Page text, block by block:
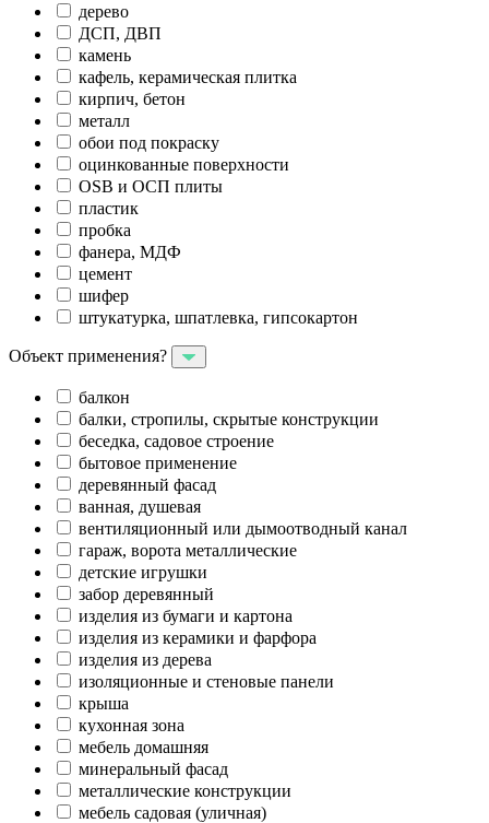
дерево
ДСП, ДВП
камень
кафель, керамическая плитка
кирпич, бетон
металл
обои под покраску
оцинкованные поверхности
OSB и ОСП плиты
пластик
пробка
фанера, МДФ
цемент
шифер
штукатурка, шпатлевка, гипсокартон
Объект применения?
балкон
балки, стропилы, скрытые конструкции
беседка, садовое строение
бытовое применение
деревянный фасад
ванная, душевая
вентиляционный или дымоотводный канал
гараж, ворота металлические
детские игрушки
забор деревянный
изделия из бумаги и картона
изделия из керамики и фарфора
изделия из дерева
изоляционные и стеновые панели
крыша
кухонная зона
мебель домашняя
минеральный фасад
металлические конструкции
мебель садовая (уличная)